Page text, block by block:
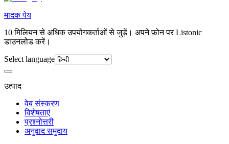
मादक पेय
10 मिलियन से अधिक उपयोगकर्ताओं से जुड़ें। अपने फ़ोन पर Listonic
डाउनलोड करें।
Select language
उत्पाद
वेब संस्करण
विशेषताएं
प्रश्नोत्तरी
अनुवाद समुदाय